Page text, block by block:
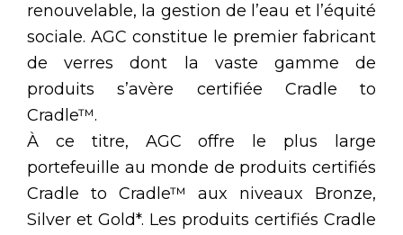
renouvelable, la gestion de l’eau et l’équité
sociale. AGC constitue le premier fabricant
de verres dont la vaste gamme de
produits s’avère certifiée Cradle to
Cradle™.
À ce titre, AGC offre le plus large
portefeuille au monde de produits certifiés
Cradle to Cradle™ aux niveaux Bronze,
Silver et Gold*. Les produits certifiés Cradle